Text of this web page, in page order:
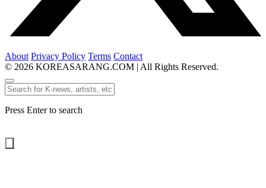
About Privacy Policy Terms Contact
© 2026 KOREASARANG.COM | All Rights Reserved.
Press Enter to search